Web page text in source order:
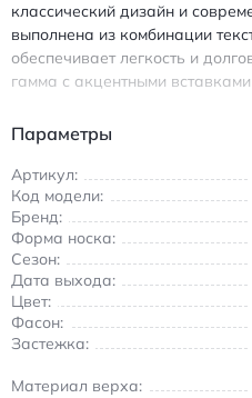
классический дизайн и
выполнена из комбинации
обеспечивает легкость и
гамма с акцентными
подошва обеспечивает
носок и низкий профиль
подходящий как для прогулок
отдыха. Кроссовки подходят
продуманной конструкции и
можно носить с джинсами,
брюками, создавая стильные и
подошва с резиновой
надежное сцепление с любой
327 унисекс кроссовки белые
искусственной кожи
Параметры
Артикул:
Код модели:
Бренд:
Форма носка:
Сезон:
Дата выхода:
Цвет:
Фасон:
Застежка:
Материал верха: